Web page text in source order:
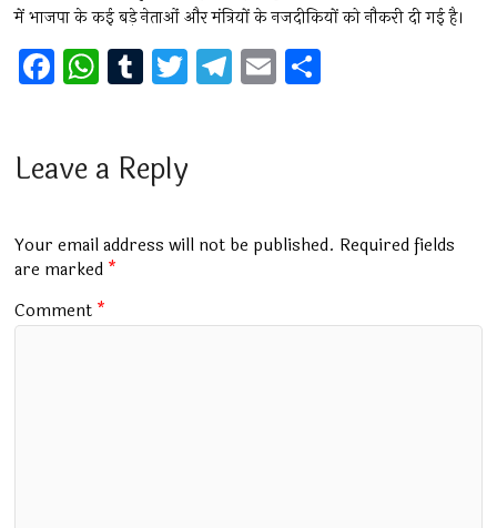
में भाजपा के कई बड़े नेताओं और मंत्रियों के नजदीकियों को नौकरी दी गई है।
F
a
b
o
k
W
h
s
p
p
T
u
bl
T
wi
er
T
el
m
E
m
Leave a Reply
Your email address will not be published. Required fields
are marked *
Comment *